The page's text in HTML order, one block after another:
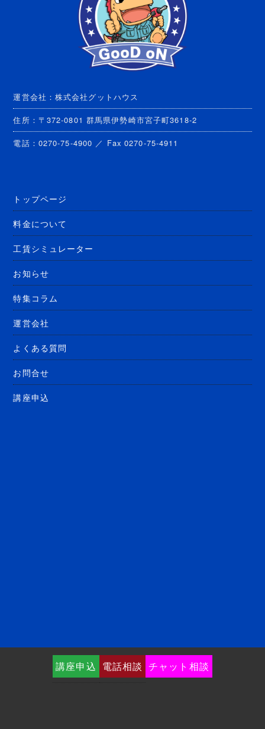
運営会社：株式会社グットハウス
住所：〒372-0801 群馬県伊勢崎市宮子町3618-2
電話：0270-75-4900 ／ Fax 0270-75-4911
トップページ
料金について
工賃シミュレーター
お知らせ
特集コラム
運営会社
よくある質問
お問合せ
講座申込
講座申込 電話相談 チャット相談